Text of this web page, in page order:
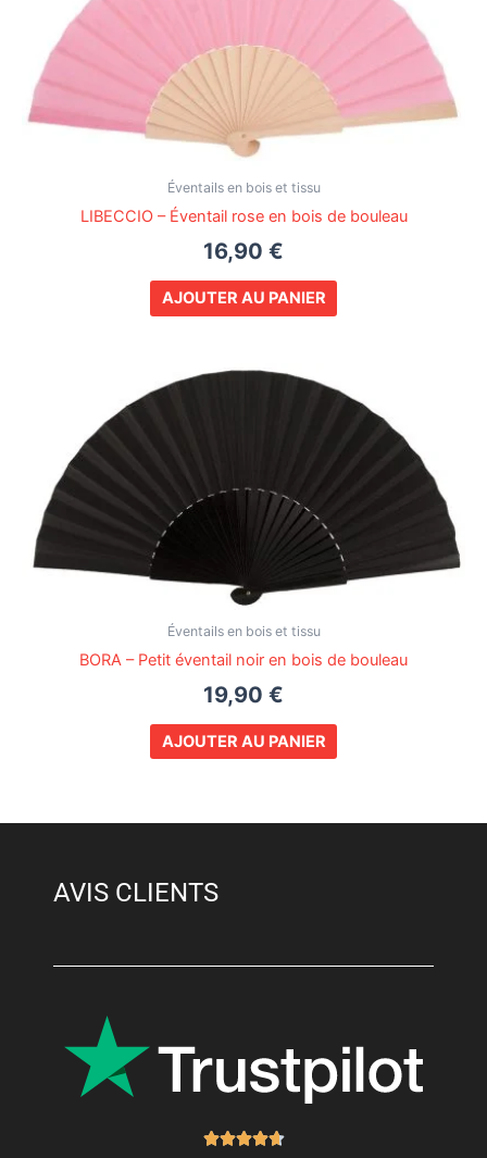
Éventails en bois et tissu
LIBECCIO – Éventail rose en bois de bouleau
16,90 €
AJOUTER AU PANIER
Éventails en bois et tissu
BORA – Petit éventail noir en bois de bouleau
19,90 €
AJOUTER AU PANIER
AVIS CLIENTS
Noté